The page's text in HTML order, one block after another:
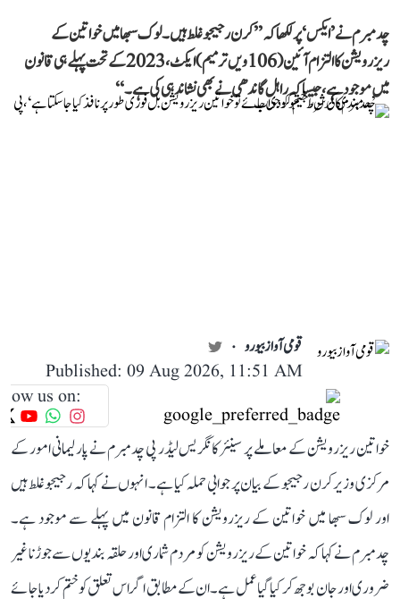
چدمبرم نے ’ایکس‘ پر لکھا کہ ’’کرن رجیجو غلط ہیں۔ لوک سبھا میں خواتین کے
ریزرویشن کا التزام آئین (106ویں ترمیم) ایکٹ، 2023 کے تحت پہلے ہی قانون
میں موجود ہے، جیسا کہ راہل گاندھی نے بھی نشاندہی کی ہے۔‘‘
قومی آواز بیورو
Published: 09 Aug 2026, 11:51 AM
us on:
خواتین ریزرویشن کے معاملے پر سینئر کانگریس لیڈر پی چدمبرم نے پارلیمانی امور کے
مرکزی وزیر کرن رجیجو کے بیان پر جوابی حملہ کیا ہے۔ انہوں نے کہا کہ رجیجو غلط ہیں
اور لوک سبھا میں خواتین کے ریزرویشن کا التزام قانون میں پہلے سے موجود ہے۔
چدمبرم نے کہا کہ خواتین کے ریزرویشن کو مردم شماری اور حلقہ بندیوں سے جوڑنا غیر
ضروری اور جان بوجھ کر کیا گیا عمل ہے۔ ان کے مطابق اگر اس تعلق کو ختم کر دیا جائے